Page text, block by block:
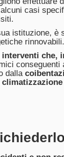
casi
istituzione,
rinnovabili.
interventi che,
dalla